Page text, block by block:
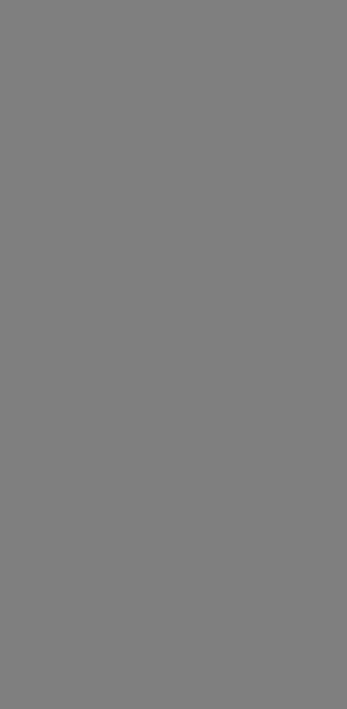
möglichst relevant für Sie zu
oder soziale Medien übertragen